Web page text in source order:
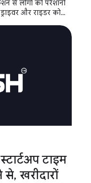
से लोगों को परेशानी
और राइडर को
टाइम
खरीदारों